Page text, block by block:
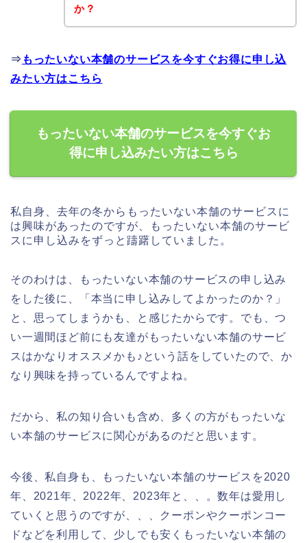
か？
⇒ もったいない本舗のサービスを今すぐお得に申し込
みたい方はこちら
もったいない本舗のサービスを今すぐお
得に申し込みたい方はこちら
私自身、去年の冬からもったいない本舗のサービスに
は興味があったのですが、もったいない本舗のサービ
スに申し込みをずっと躊躇していました。
そのわけは、もったいない本舗のサービスの申し込み
をした後に、「本当に申し込みしてよかったのか？」
と、思ってしまうかも、と感じたからです。でも、つ
い一週間ほど前にも友達がもったいない本舗のサービ
スはかなりオススメかも♪という話をしていたので、か
なり興味を持っているんですよね。
だから、私の知り合いも含め、多くの方がもったいな
い本舗のサービスに関心があるのだと思います。
今後、私自身も、もったいない本舗のサービスを2020
年、2021年、2022年、2023年と、、。数年は愛用し
ていくと思うのですが、、、クーポンやクーポンコー
ドなどを利用して、少しでも安くもったいない本舗の